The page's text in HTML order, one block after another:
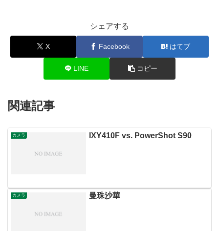
シェアする
X Facebook はてブ
LINE コピー
関連記事
カメラ IXY410F vs. PowerShot S90
カメラ 曼珠沙華